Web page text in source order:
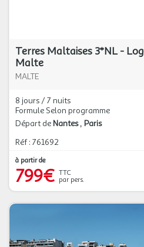
Terres Maltaises 3*NL -
Malte
MALTE
8 jours / 7 nuits
Formule Selon programme
Départ de Nantes Paris
Réf : 761692
à partir de
799€ TTC
par pers.